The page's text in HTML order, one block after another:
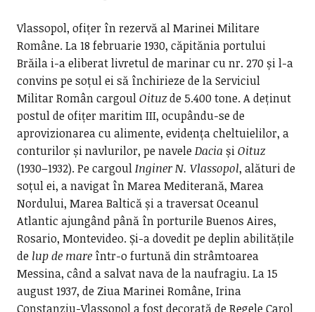
Vlassopol, ofițer în rezervă al Marinei Militare
Române. La 18 februarie 1930, căpitănia portului
Brăila i-a eliberat livretul de marinar cu nr. 270 și l-a
convins pe soțul ei să închirieze de la Serviciul
Militar Român cargoulOituzde 5.400 tone. A deținut
postul de ofițer maritim III, ocupându-se de
aprovizionarea cu alimente, evidența cheltuielilor, a
conturilor și navlurilor, pe naveleDacia șiOituz
(1930–1932). Pe cargoulInginer N. Vlassopol, alături de
soțul ei, a navigat în Marea Mediterană, Marea
Nordului, Marea Baltică și a traversat Oceanul
Atlantic ajungând până în porturile Buenos Aires,
Rosario, Montevideo. Și-a dovedit pe deplin abilitățile
de lup de mareîntr-o furtună din strâmtoarea
Messina, când a salvat nava de la naufragiu. La 15
august 1937, de Ziua Marinei Române, Irina
Constanziu-Vlassopol a fost decorată de Regele Carol